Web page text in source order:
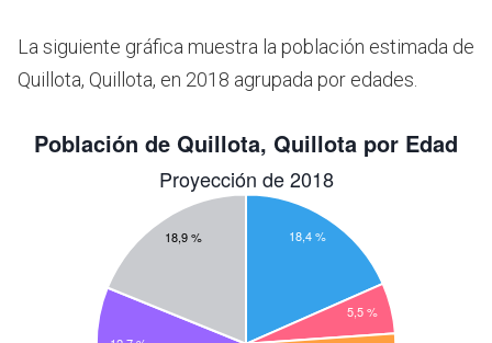
La siguiente gráfica muestra la población estimada de
Quillota, Quillota, en 2018 agrupada por edades.